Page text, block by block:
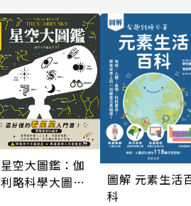
星空大圖鑑：伽
利略科學大圖鑑
圖解 元素生活
科